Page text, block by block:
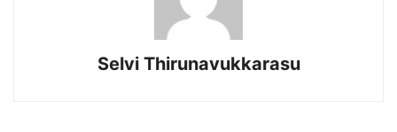
Selvi Thirunavukkarasu